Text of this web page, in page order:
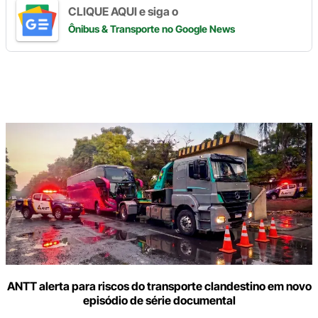
CLIQUE AQUI e siga o
Ônibus & Transporteno Google News
ANTT alerta para riscos do transporte clandestino em novo
episódio de série documental
o
seu
e-
mail